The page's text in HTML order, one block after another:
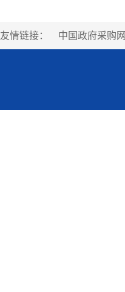
友情链接： 中国政府采购网